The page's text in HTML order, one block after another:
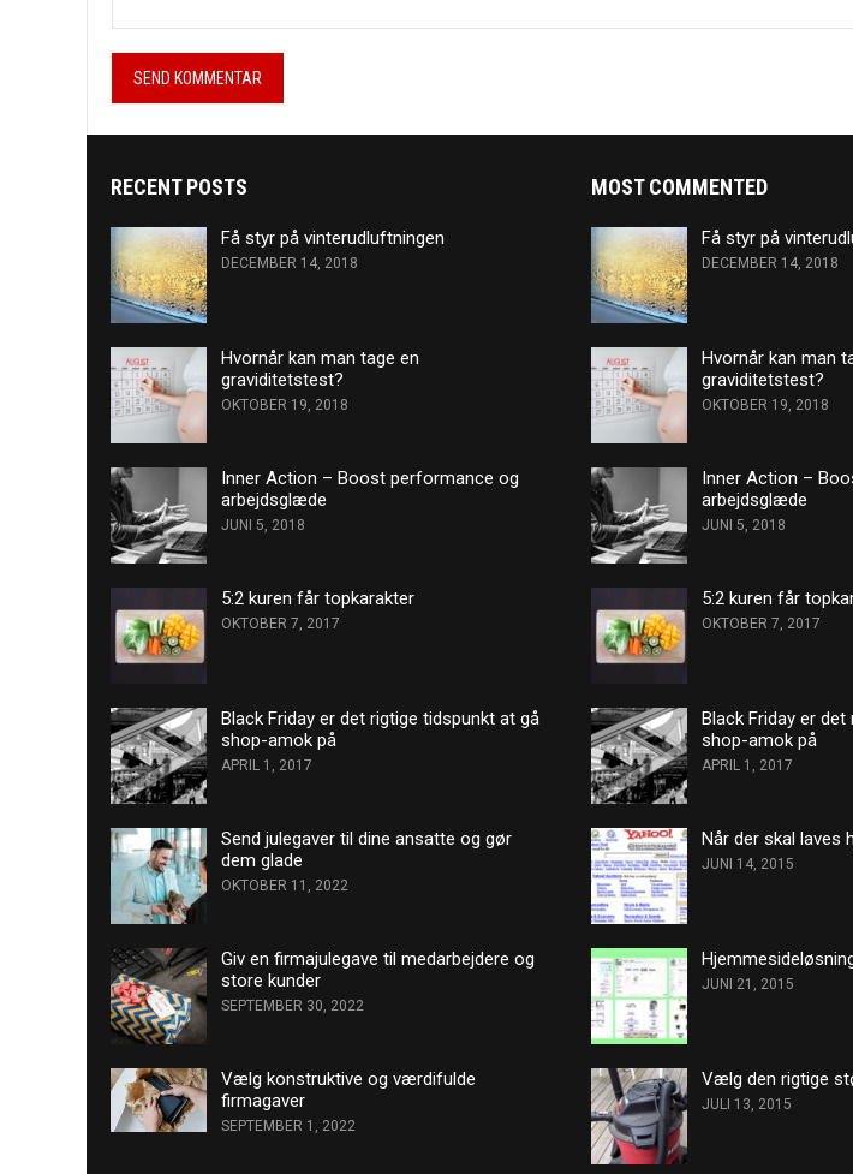
RECENT POSTS
Få styr på vinterudluftningen
DECEMBER 14, 2018
Hvornår kan man tage en
graviditetstest?
OKTOBER 19, 2018
Inner Action – Boost performance og
arbejdsglæde
JUNI 5, 2018
5:2 kuren får topkarakter
OKTOBER 7, 2017
Black Friday er det rigtige tidspunkt at gå
shop-amok på
APRIL 1, 2017
Send julegaver til dine ansatte og gør
dem glade
OKTOBER 11, 2022
Giv en firmajulegave til medarbejdere og
store kunder
SEPTEMBER 30, 2022
Vælg konstruktive og værdifulde
firmagaver
SEPTEMBER 1, 2022
MOST COMMENTED
Få styr på
DECEMBER 14, 2018
Hvornår kan man
graviditetstest?
OKTOBER 19, 2018
Inner Action –
arbejdsglæde
JUNI 5, 2018
5:2 kuren får
OKTOBER 7, 2017
Black Friday er
shop-amok på
APRIL 1, 2017
Når der skal laves
JUNI 14, 2015
JUNI 21, 2015
Vælg den rigtige
JULI 13, 2015